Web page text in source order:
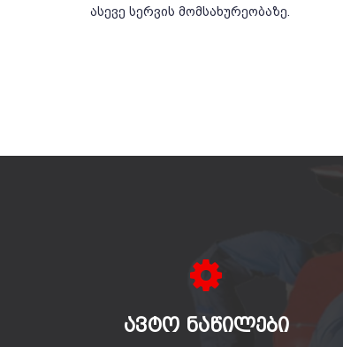
ასევე სერვის მომსახურეობაზე.
ᲐᲕᲢᲝ ᲜᲐᲬᲘᲚᲔᲑᲘ